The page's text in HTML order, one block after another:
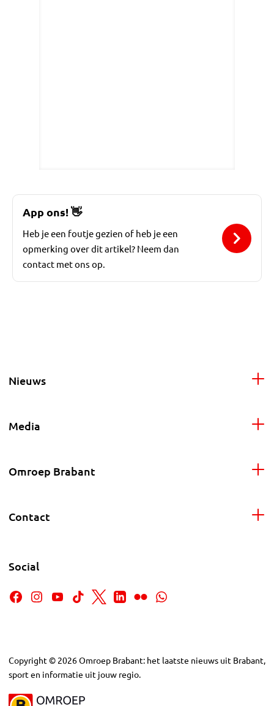
App ons!👋
Heb je een foutje gezien of heb je een
opmerking over dit artikel? Neem dan
contact met ons op.
Nieuws
Media
Omroep Brabant
Contact
Social
Copyright © 2026Omroep Brabant: het laatste nieuws uit Brabant,
sport en informatie uit jouw regio.